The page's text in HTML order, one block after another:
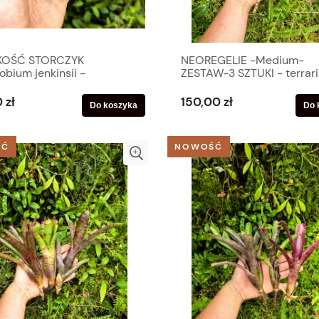
STORCZYK
jenkinsii -
Do koszyka
NEOREGELIE -Medium-
ZESTAW-3 SZTUKI -
150,00 zł Do
NOWOŚĆ